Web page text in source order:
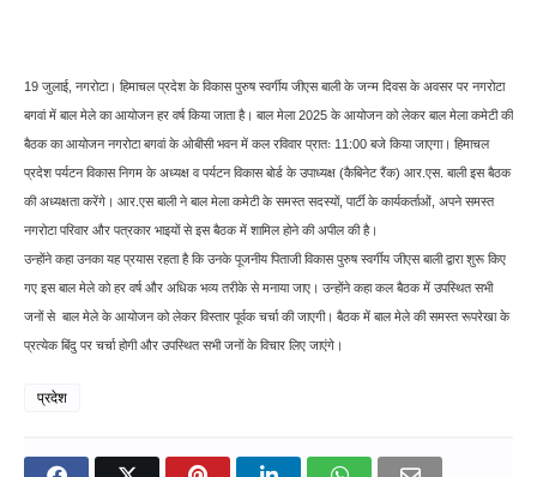
19 जुलाई, नगरोटा। हिमाचल प्रदेश के विकास पुरुष स्वर्गीय जीएस बाली के जन्म दिवस के अवसर पर नगरोटा
बगवां में बाल मेले का आयोजन हर वर्ष किया जाता है। बाल मेला 2025 के आयोजन को लेकर बाल मेला कमेटी की
बैठक का आयोजन नगरोटा बगवां के ओबीसी भवन में कल रविवार प्रातः 11:00 बजे किया जाएगा। हिमाचल
प्रदेश पर्यटन विकास निगम के अध्यक्ष व पर्यटन विकास बोर्ड के उपाध्यक्ष (कैबिनेट रैंक) आर.एस. बाली इस बैठक
की अध्यक्षता करेंगे। आर.एस बाली ने बाल मेला कमेटी के समस्त सदस्यों, पार्टी के कार्यकर्ताओं, अपने समस्त
नगरोटा परिवार और पत्रकार भाइयों से इस बैठक में शामिल होने की अपील की है।
उन्होंने कहा उनका यह प्रयास रहता है कि उनके पूजनीय पिताजी विकास पुरुष स्वर्गीय जीएस बाली द्वारा शुरू किए
गए इस बाल मेले को हर वर्ष और अधिक भव्य तरीके से मनाया जाए। उन्होंने कहा कल बैठक में उपस्थित सभी
जनों से बाल मेले के आयोजन को लेकर विस्तार पूर्वक चर्चा की जाएगी। बैठक में बाल मेले की समस्त रूपरेखा के
प्रत्येक बिंदु पर चर्चा होगी और उपस्थित सभी जनों के विचार लिए जाएंगे।
प्रदेश